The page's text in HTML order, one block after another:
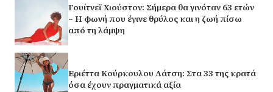
Γουίτνεϊ Χιούστον: Σήμερα θα γινόταν 63 ετών
– Η φωνή που έγινε θρύλος και η ζωή πίσω
από τη λάμψη
Εριέττα Κούρκουλου Λάτση: Στα 33 της κρατά
όσα έχουν πραγματικά αξία